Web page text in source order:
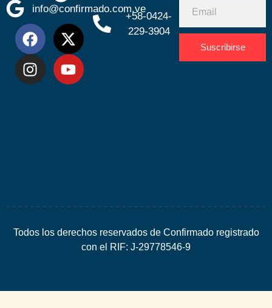
info@confirmado.com.ve
+58-0424-
229-3904
Suscribirse
Todos los derechos reservados de Confirmado registrado
con el RIF: J-29778546-9